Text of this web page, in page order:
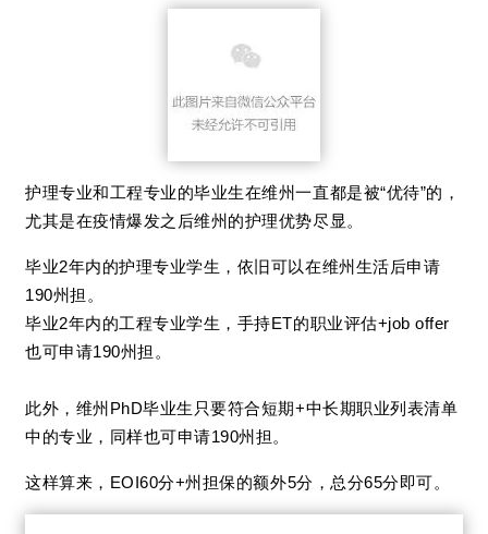
护理专业和工程专业的毕业生在维州一直都是被“优待”的，
尤其是在疫情爆发之后维州的护理优势尽显。
毕业2年内的护理专业学生，依旧可以在维州生活后申请
190州担。
毕业2年内的工程专业学生，手持ET的职业评估+job offer
也可申请190州担。
此外，维州PhD毕业生只要符合短期+中长期职业列表清单
中的专业，同样也可申请190州担。
这样算来，EOI60分+州担保的额外5分，总分65分即可。